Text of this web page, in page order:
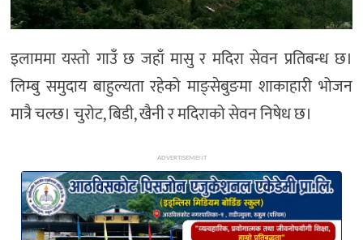
इलाममा यस्तो गाउँ छ जहाँ मासु र मदिरा सेवन प्रतिबन्ध छ।
लिम्बु समुदाय बाहुल्यता रहेको माङ्सेबुङमा शाकाहारी भोजन
मात्रै चल्छ। चुरोट, बिडी, खैनी र मदिराको सेवन निषेध छ।
ADVERTISEMENT